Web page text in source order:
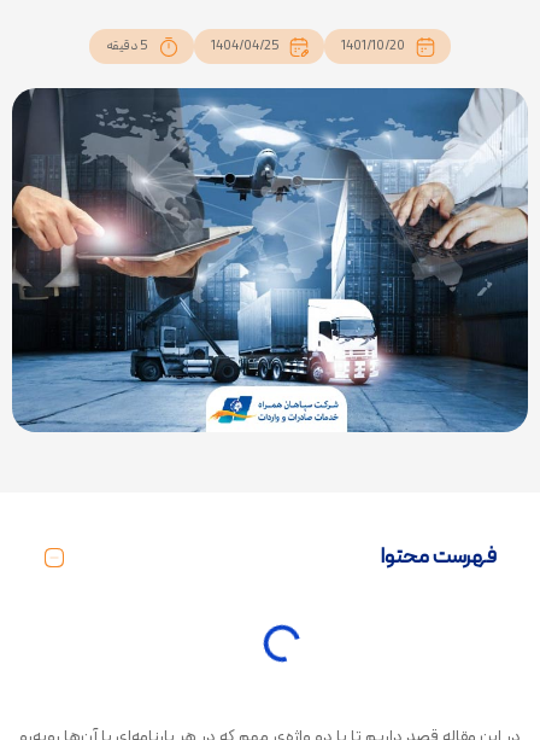
1401/10/20
1404/04/25 5 دقیقه
فهرست محتوا